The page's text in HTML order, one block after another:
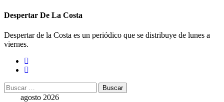
Despertar De La Costa
Despertar de la Costa es un periódico que se distribuye de lunes a
viernes.
Buscar:
agosto 2026